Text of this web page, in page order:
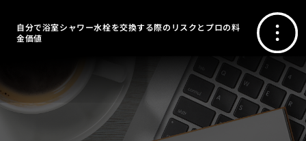
自分で浴室シャワー水栓を交換する際のリスクとプロの料
金価値